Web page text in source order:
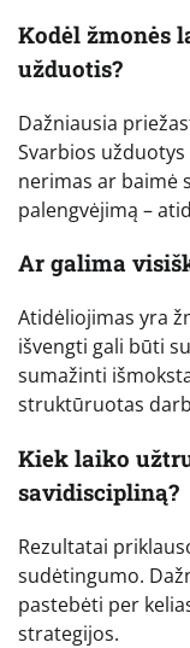
Kodėl žmonės
užduotis?
Dažniausia
Svarbios
nerimas ar baimė
palengvėjimą –
Ar galima
Atidėliojimas yra
išvengti gali būti
sumažinti
struktūruotas
Kiek laiko
savidiscipliną?
Rezultatai
sudėtingumo.
pastebėti per
strategijos.